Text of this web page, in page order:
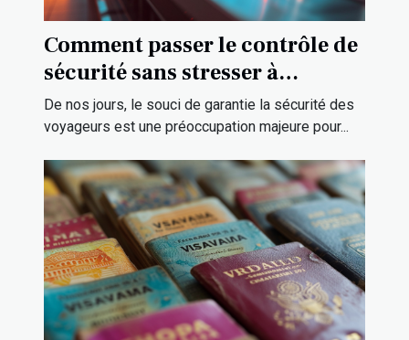
Comment passer le contrôle de
sécurité sans stresser à
l’aéroport ?
De nos jours, le souci de garantie la sécurité des
voyageurs est une préoccupation majeure pour...